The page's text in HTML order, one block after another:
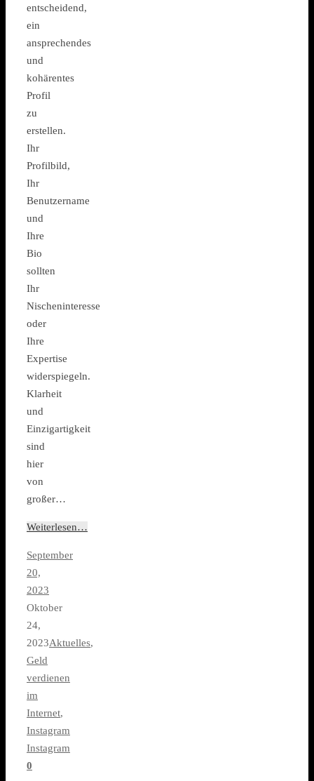
entscheidend,
ein
ansprechendes
und
kohärentes
Profil
zu
erstellen.
Ihr
Profilbild,
Ihr
Benutzername
und
Ihre
Bio
sollten
Ihr
Nischeninteresse
oder
Ihre
Expertise
widerspiegeln.
Klarheit
und
Einzigartigkeit
sind
hier
von
großer…
Weiterlesen…
September
20,
2023
Oktober
24,
2023Aktuelles,
Geld
verdienen
im
Internet,
Instagram
Instagram
0